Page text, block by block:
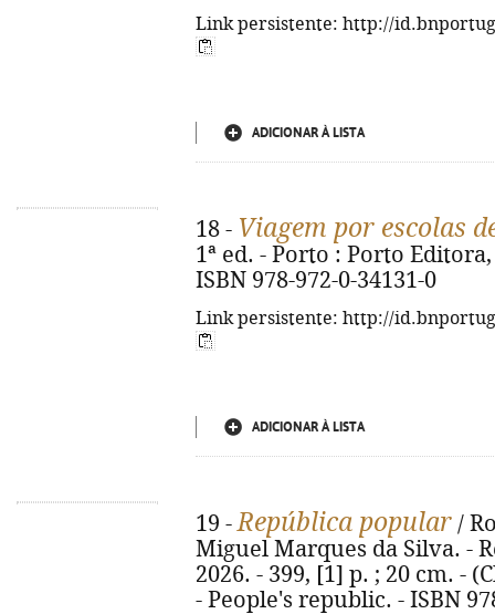
Link persistente: http://
ADICIONAR À LISTA
18 - Viagem por escolas
1ª ed. - Porto : Porto
ISBN 978-972-0-34131-0
Link persistente: http://
ADICIONAR À LISTA
19 -República popular /
Miguel Marques da Silva. -
2026. - 399, [1] p. ; 20 cm. -
- People's republic. - ISBN